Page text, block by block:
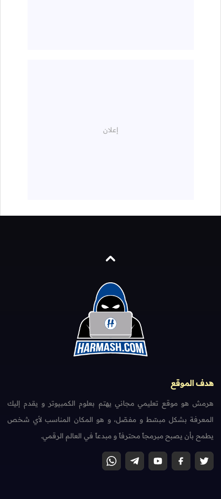
هدف الموقع
هرمش هو موقع تعليمي مجاني يهتم بعلوم الكمبيوتر و يقدم إليك
المعرفة بشكل مبسّط و مفصّل، و هو المكان المناسب لأي شخص
يطمح بأن يصبح مبرمجاً محترفاً و مبدعاً في العالم الرقمي.